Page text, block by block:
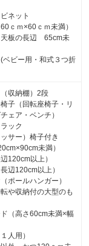
ネット
ｃｍ×60ｃｍ未満）
天板の長辺 65cm未
(ベビー用・和式３つ折
（収納棚）2段
子（回転座椅子・リ
ェア・ベンチ）
ック
サー）椅子付き
未満）
120cm以上）
辺120cm以上）
ポールハンガー）
や収納付の大型のも
ド（高さ60cm未満×幅
人用）